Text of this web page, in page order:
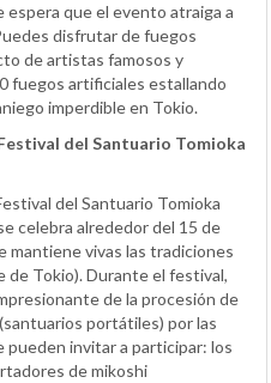
espera que el evento atraiga a
disfrutar de fuegos
de artistas famosos y
fuegos artificiales estallando
imperdible en Tokio.
del Santuario Tomioka
del Santuario Tomioka
celebra alrededor del 15 de
mantiene vivas las tradiciones
de Tokio). Durante el festival,
de la procesión de
portátiles) por las
invitar a participar: los
de mikoshi